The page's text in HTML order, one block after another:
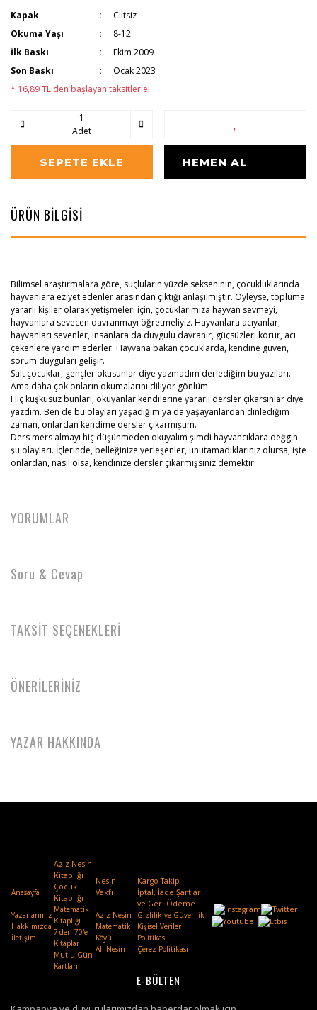
Kapak
Ciltsiz
Okuma Yaşı
8-12
İlk Baskı
Ekim 2009
Son Baskı
Ocak 2023
* 16,89 TL den başlayan taksitlerle!
Adet
SEPETE EKLE HEMEN AL
ÜRÜN BİLGİSİ
Bilimsel araştırmalara göre, suçluların yüzde sekseninin, çocukluklarında
hayvanlara eziyet edenler arasından çıktığı anlaşılmıştır. Öyleyse, topluma
yararlı kişiler olarak yetişmeleri için, çocuklarımıza hayvan sevmeyi,
hayvanlara sevecen davranmayı öğretmeliyiz. Hayvanlara acıyanlar,
hayvanları sevenler, insanlara da duygulu davranır, güçsüzleri korur, acı
çekenlere yardım ederler. Hayvana bakan çocuklarda, kendine güven,
sorum duyguları gelişir.
Salt çocuklar, gençler okusunlar diye yazmadım derlediğim bu yazıları.
Ama daha çok onların okumalarını diliyor gönlüm.
Hiç kuşkusuz bunları, okuyanlar kendilerine yararlı dersler çıkarsınlar diye
yazdım. Ben de bu olayları yaşadığım ya da yaşayanlardan dinlediğim
zaman, onlardan kendime dersler çıkarmıştım.
Ders mers almayı hiç düşünmeden okuyalım şimdi hayvancıklara değgin
şu olayları. İçlerinde, belleğinize yerleşenler, unutamadıklarınız olursa, işte
onlardan, nasıl olsa, kendinize dersler çıkarmışsınız demektir.
YORUMLAR
Soru & Cevap
TAKSİT SEÇENEKLERİ
ÖNERİLERİNİZ
YAZAR HAKKINDA
Anasayfa
Yazarlarımız
Hakkımızda
İletişim
Aziz Nesin
Kitaplığı
Çocuk
Kitaplığı
Matematik
Kitaplığı
7'den 70'e
Kitaplar
Mutlu Gün
Kartları
Nesin
Vakfı
Aziz Nesin
Matematik
Köyü
Ali Nesin
Kargo Takip
İptal, İade Şartları
ve Geri Ödeme
Gizlilik ve Güvenlik
Kişisel Veriler
Politikası
Çerez Politikası
E-BÜLTEN